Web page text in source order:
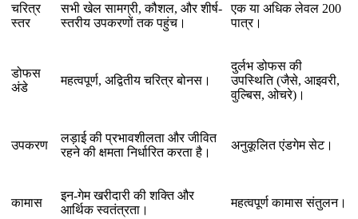
चरित्र
स्तर
सभी खेल सामग्री, कौशल, और शीर्ष-
स्तरीय उपकरणों तक पहुंच।
एक या अधिक लेवल 200
पात्र।
डोफस
अंडे
महत्वपूर्ण, अद्वितीय चरित्र बोनस।
दुर्लभ डोफस की
उपस्थिति (जैसे, आइवरी,
वुल्बिस, ओचरे)।
उपकरण
लड़ाई की प्रभावशीलता और जीवित
रहने की क्षमता निर्धारित करता है।
अनुकूलित एंडगेम सेट।
कामास
इन-गेम खरीदारी की शक्ति और
आर्थिक स्वतंत्रता।
महत्वपूर्ण कामास संतुलन।